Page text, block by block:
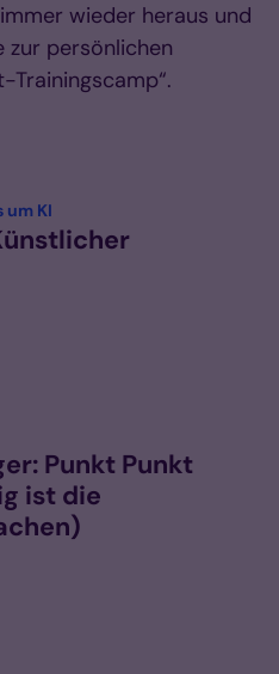
wieder heraus und
zur persönlichen
Trainingscamp“.
um KI
Punkt Punkt
ist die